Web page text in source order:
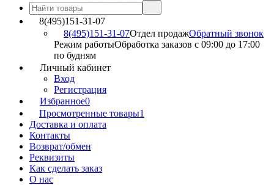
8(495)151-31-07
8(495)151-31-07Отдел продажОбратный звонок
Режим работыОбработка заказов с 09:00 до 17:00
по будням
Личный кабинет
Вход
Регистрация
Избранное0
Просмотренные товары1
Доставка и оплата
Контакты
Возврат/обмен
Реквизиты
Как сделать заказ
О нас